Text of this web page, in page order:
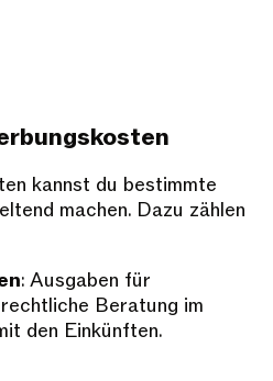
kannst du bestimmte
machen. Dazu zählen
: Ausgaben für
Beratung im
den Einkünften.